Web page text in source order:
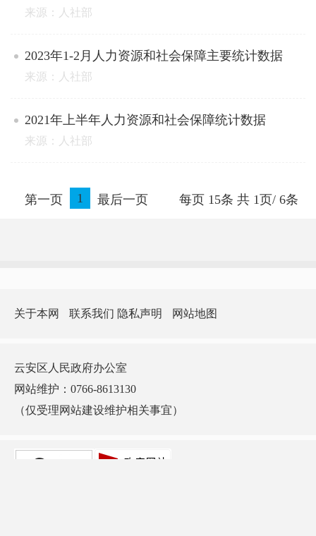
来源：人社部
2023年1-2月人力资源和社会保障主要统计数据
来源：人社部
2021年上半年人力资源和社会保障统计数据
来源：人社部
第一页 1 最后一页 每页 15条 共 1页/ 6条
关于本网 联系我们 隐私声明 网站地图
云安区人民政府办公室
网站维护：0766-8613130
（仅受理网站建设维护相关事宜）